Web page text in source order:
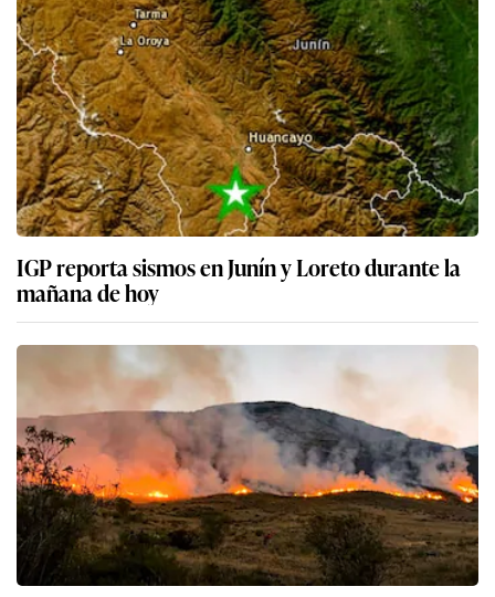
IGP reporta sismos en Junín y Loreto durante la
mañana de hoy